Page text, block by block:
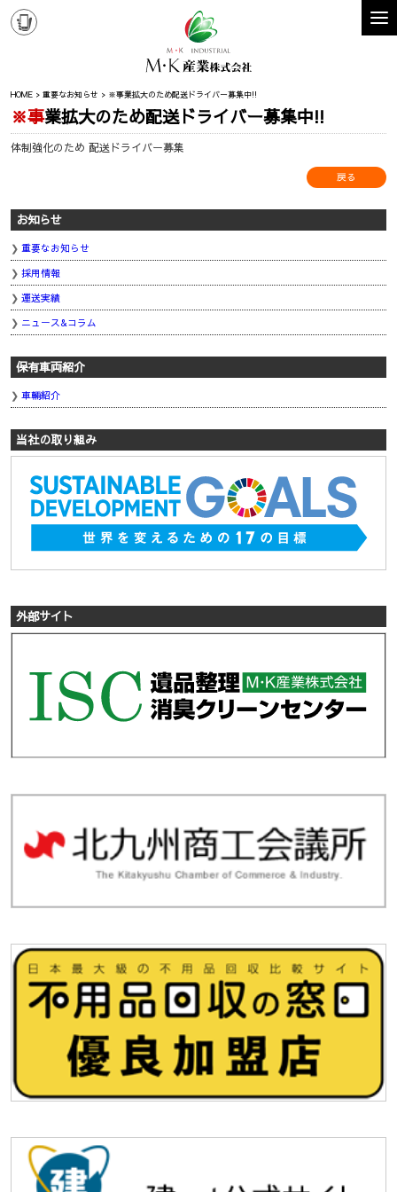
HOME 重要なお知らせ ※事業拡大のため配送ドライバー募集中!!
※事業拡大のため配送ドライバー募集中!!
体制強化のため 配送ドライバー募集
戻る
お知らせ
重要なお知らせ
採用情報
運送実績
ニュース&コラム
保有車両紹介
車輛紹介
当社の取り組み
外部サイト